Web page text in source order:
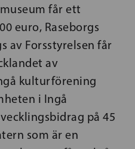
får ett
euro, Raseborgs
av Forsstyrelsen får
av
kulturförening
i Ingå
på 45
som är en